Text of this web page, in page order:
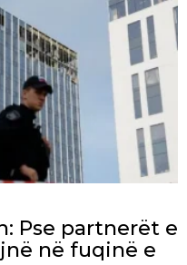
Pse partnerët e
në fuqinë e